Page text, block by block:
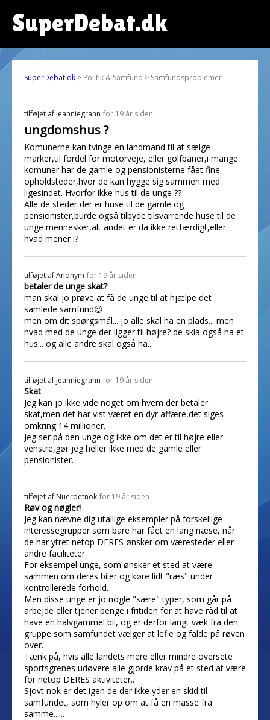
SuperDebat.dk
SuperDebat.dk > Politik & Samfund > Samfundsproblemer
tilføjet af jeanniegrann for 19 år siden
ungdomshus ?
Komunerne kan tvinge en landmand til at sælge
marker,til fordel for motorveje, eller golfbaner,i mange
komuner har de gamle og pensionisterne fået fine
opholdsteder,hvor de kan hygge sig sammen med
ligesindet. Hvorfor ikke hus til de unge ??
Alle de steder der er huse til de gamle og
pensionister,burde også tilbyde tilsvarrende huse til de
unge mennesker,alt andet er da ikke retfærdigt,eller
hvad mener i?
tilføjet afAnonym for 19 år siden
betaler de unge skat?
man skal jo prøve at få de unge til at hjælpe det
samlede samfund😉
men om dit spørgsmål... jo alle skal ha en plads... men
hvad med de unge der ligger til højre? de skla også ha et
hus... og alle andre skal også ha...
tilføjet af jeanniegrann for 19 år siden
Skat
Jeg kan jo ikke vide noget om hvem der betaler
skat,men det har vist været en dyr affære,det siges
omkring 14 millioner.
Jeg ser på den unge og ikke om det er til højre eller
venstre,gør jeg heller ikke med de gamle eller
pensionister.
tilføjet af Nuerdetnok for 19 år siden
Røv og nøgler!
Jeg kan nævne dig utallige eksempler på forskellige
interessegrupper som bare har fået en lang næse, når
de har ytret netop DERES ønsker om væresteder eller
andre faciliteter.
For eksempel unge, som ønsker et sted at være
sammen om deres biler og køre lidt "ræs" under
kontrollerede forhold.
Men disse unge er jo nogle "sære" typer, som går på
arbejde eller tjener penge i fritiden for at have råd til at
have en halvgammel bil, og er derfor langt væk fra den
gruppe som samfundet vælger at lefle og falde på røven
over.
Tænk på, hvis alle landets mere eller mindre oversete
sportsgrenes udøvere alle gjorde krav på et sted at være
for netop DERES aktiviteter..
Sjovt nok er det igen de der ikke yder en skid til
samfundet, som hyler op om at få en masse fra
samme......